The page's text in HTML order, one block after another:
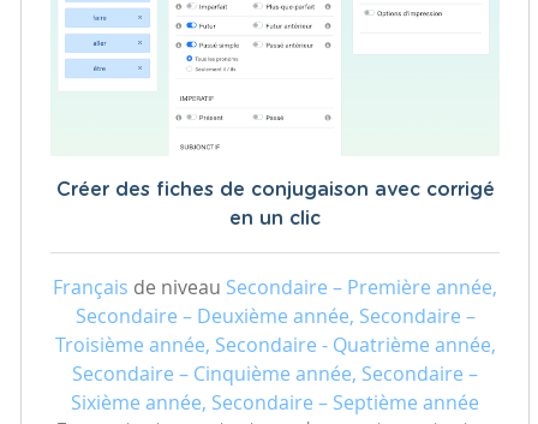
Créer des fiches de conjugaison avec corrigé
en un clic
Français de niveau Secondaire – Première année,
Secondaire – Deuxième année, Secondaire –
Troisième année, Secondaire - Quatrième année,
Secondaire – Cinquième année, Secondaire –
Sixième année, Secondaire – Septième année